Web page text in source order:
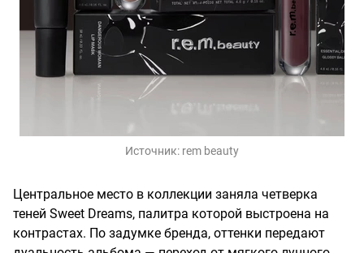
Источник: rem beauty
Центральное место в коллекции заняла четверка
теней Sweet Dreams, палитра которой выстроена на
контрастах. По задумке бренда, оттенки передают